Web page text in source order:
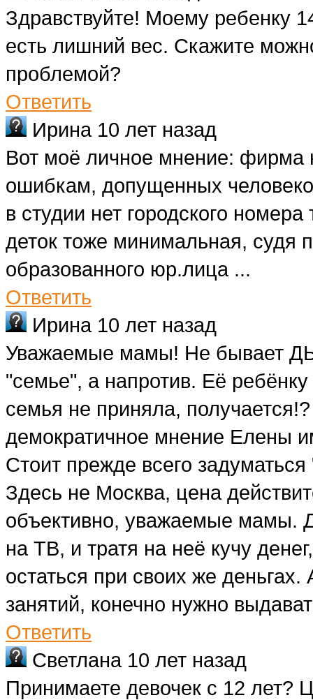
Здравствуйте! Моему ребенку
есть лишний вес. Скажите
проблемой?
Ответить
Ирина 10 лет назад
Вот моё личное мнение: фирма
ошибкам, допущенных
в студии нет городского
деток тоже минимальная, судя
образованного юр.лица ...
Ответить
Ирина 10 лет назад
Уважаемые мамы! Не бывает
"семье", а напротив. Её
семья не приняла,
демократичное мнение Елены
Стоит прежде всего
Здесь не Москва, цена
объективно, уважаемые
на ТВ, и тратя на неё кучу
остаться при своих же
занятий, конечно нужно
Ответить
Светлана 10 лет назад
Принимаете девочек с 12 лет?